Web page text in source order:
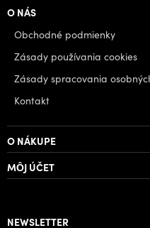
O NÁS
Obchodné podmienky
Zásady používania cookies
Zásady spracovania
Kontakt
O NÁKUPE
MÔJ ÚČET
NEWSLETTER